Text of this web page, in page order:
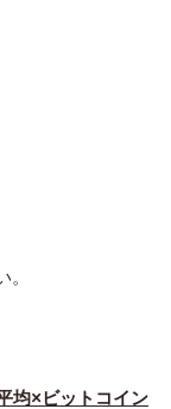
均×ビットコイン